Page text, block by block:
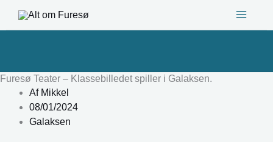
Furesø Teater – Klassebilledet spiller i Galaksen.
AfMikkel
08/01/2024
Galaksen